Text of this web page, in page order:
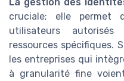
cruciale; elle permet
utilisateurs
ressources spécifiques.
les entreprises qui
à granularité fine